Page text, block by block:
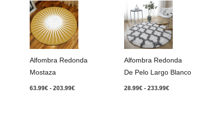
Alfombra Redonda
Mostaza
63.99€ - 203.99€
Rango
de
precios:
desde
63.99€
hasta
203.99€
Alfombra Redonda
De Pelo Largo Blanco
28.99€ - 233.99€
de
precios:
desde
28.99€
hasta
233.99€